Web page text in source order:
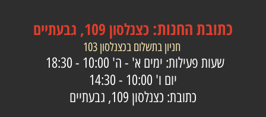
כתובתהחנות: כצנלסון 109, גבעתיים
חניון בתשלום בכצנלסון 103
שעות פעילות: ימים א' - ה' 10:00 - 18:30
יום ו' 10:00 - 14:30
כתובת: כצנלסון 109, גבעתיים